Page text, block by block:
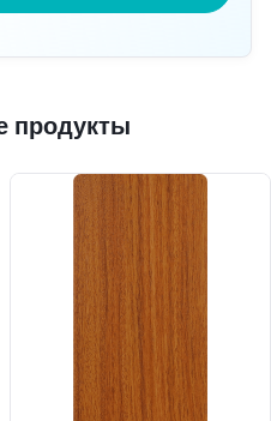
продукты